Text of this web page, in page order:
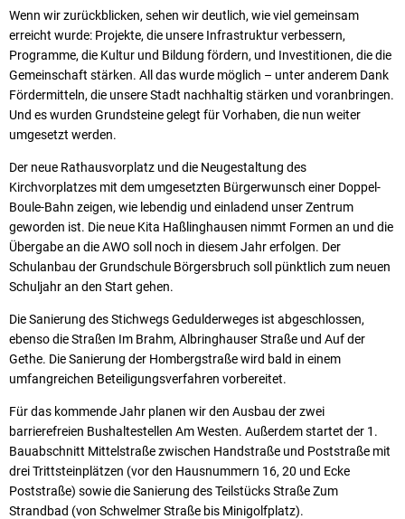
Wenn wir zurückblicken, sehen wir deutlich, wie viel gemeinsam
erreicht wurde: Projekte, die unsere Infrastruktur verbessern,
Programme, die Kultur und Bildung fördern, und Investitionen, die die
Gemeinschaft stärken. All das wurde möglich – unter anderem Dank
Fördermitteln, die unsere Stadt nachhaltig stärken und voranbringen.
Und es wurden Grundsteine gelegt für Vorhaben, die nun weiter
umgesetzt werden.
Der neue Rathausvorplatz und die Neugestaltung des
Kirchvorplatzes mit dem umgesetzten Bürgerwunsch einer Doppel-
Boule-Bahn zeigen, wie lebendig und einladend unser Zentrum
geworden ist. Die neue Kita Haßlinghausen nimmt Formen an und die
Übergabe an die AWO soll noch in diesem Jahr erfolgen. Der
Schulanbau der Grundschule Börgersbruch soll pünktlich zum neuen
Schuljahr an den Start gehen.
Die Sanierung des Stichwegs Gedulderweges ist abgeschlossen,
ebenso die Straßen Im Brahm, Albringhauser Straße und Auf der
Gethe. Die Sanierung der Hombergstraße wird bald in einem
umfangreichen Beteiligungsverfahren vorbereitet.
Für das kommende Jahr planen wir den Ausbau der zwei
barrierefreien Bushaltestellen Am Westen. Außerdem startet der 1.
Bauabschnitt Mittelstraße zwischen Handstraße und Poststraße mit
drei Trittsteinplätzen (vor den Hausnummern 16, 20 und Ecke
Poststraße) sowie die Sanierung des Teilstücks Straße Zum
Strandbad (von Schwelmer Straße bis Minigolfplatz).